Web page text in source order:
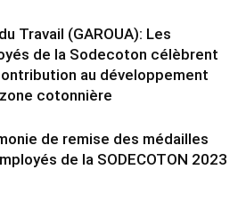
Travail (GAROUA): Les
de la Sodecoton célèbrent
au développement
cotonnière
de remise des médailles
de la SODECOTON 2023